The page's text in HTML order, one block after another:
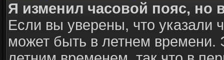
Я изменил часовой пояс, но
Если вы уверены, что указали
может быть в летнем времени.